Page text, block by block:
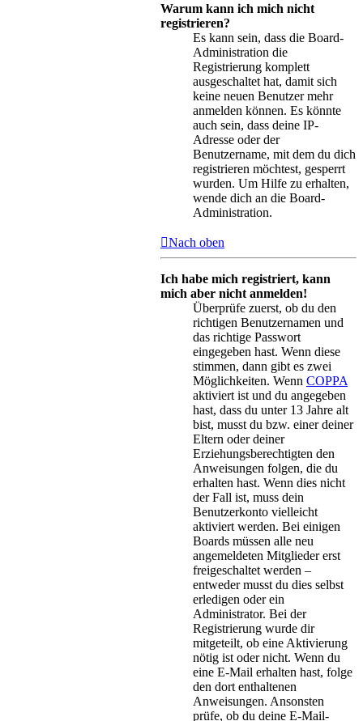
Warum kann ich mich nicht
registrieren?
Es kann sein, dass die Board-
Administration die
Registrierung komplett
ausgeschaltet hat, damit sich
keine neuen Benutzer mehr
anmelden können. Es könnte
auch sein, dass deine IP-
Adresse oder der
Benutzername, mit dem du dich
registrieren möchtest, gesperrt
wurden. Um Hilfe zu erhalten,
wende dich an die Board-
Administration.
Nach oben
Ich habe mich registriert, kann
mich aber nicht anmelden!
Überprüfe zuerst, ob du den
richtigen Benutzernamen und
das richtige Passwort
eingegeben hast. Wenn diese
stimmen, dann gibt es zwei
Möglichkeiten. Wenn COPPA
aktiviert ist und du angegeben
hast, dass du unter 13 Jahre alt
bist, musst du bzw. einer deiner
Eltern oder deiner
Erziehungsberechtigten den
Anweisungen folgen, die du
erhalten hast. Wenn dies nicht
der Fall ist, muss dein
Benutzerkonto vielleicht
aktiviert werden. Bei einigen
Boards müssen alle neu
angemeldeten Mitglieder erst
freigeschaltet werden –
entweder musst du dies selbst
erledigen oder ein
Administrator. Bei der
Registrierung wurde dir
mitgeteilt, ob eine Aktivierung
nötig ist oder nicht. Wenn du
eine E-Mail erhalten hast, folge
den dort enthaltenen
Anweisungen. Ansonsten
prüfe, ob du deine E-Mail-